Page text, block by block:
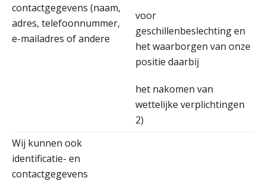
contactgegevens (naam,
adres, telefoonnummer,
e-mailadres of andere
voor
geschillenbeslechting en
het waarborgen van onze
positie daarbij
het nakomen van
wettelijke verplichtingen
2)
Wij kunnen ook
identificatie- en
contactgegevens
Chris Dijkstra